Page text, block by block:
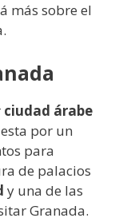
más sobre el
ciudad árabe
por un
para
de palacios
y una de las
Granada.